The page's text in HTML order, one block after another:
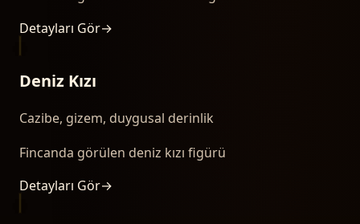
Detayları Gör→
Deniz Kızı
Cazibe, gizem, duygusal derinlik
Fincanda görülen deniz kızı figürü
Detayları Gör→